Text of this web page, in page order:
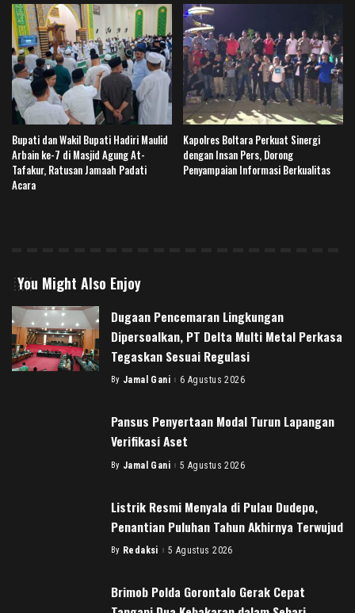
Bupati dan Wakil Bupati Hadiri Maulid
Arbain ke-7 di Masjid Agung At-
Tafakur, Ratusan Jamaah Padati
Acara
Kapolres Boltara Perkuat Sinergi
dengan Insan Pers, Dorong
Penyampaian Informasi Berkualitas
You Might Also Enjoy
Dugaan Pencemaran Lingkungan
Dipersoalkan, PT Delta Multi Metal Perkasa
Tegaskan Sesuai Regulasi
Posted
By Jamal Gani 6 Agustus 2026
Pansus Penyertaan Modal Turun Lapangan
Verifikasi Aset
Posted
By Jamal Gani 5 Agustus 2026
Listrik Resmi Menyala di Pulau Dudepo,
Penantian Puluhan Tahun Akhirnya Terwujud
Posted
By Redaksi 5 Agustus 2026
Brimob Polda Gorontalo Gerak Cepat